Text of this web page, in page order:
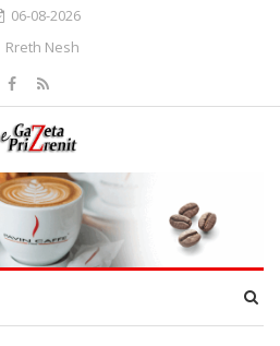
06-08-2026
Rreth Nesh